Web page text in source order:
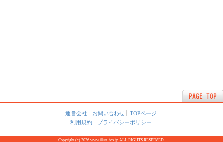
運営会社 お問い合わせ
TOPページ
利用規約
プライバシーポリシー
Copyright (c) 2026 www.illust-box.jp ALL RIGHTS RESERVED.